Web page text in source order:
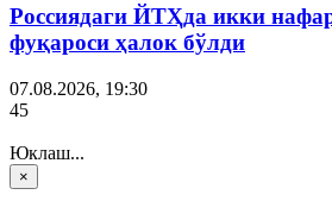
Россиядаги ЙТҲда икки
фуқароси ҳалок бўлди
07.08.2026, 19:30
45
Юклаш...
×